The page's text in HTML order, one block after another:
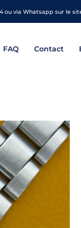
ou via Whatsapp sur le
FAQ Contact